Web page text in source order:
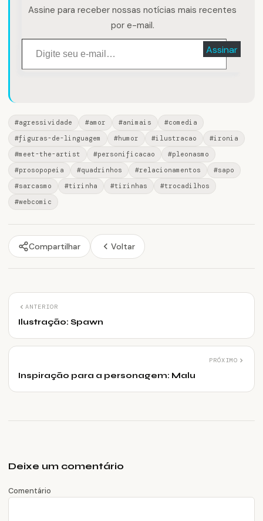
Assine para receber nossas notícias mais recentes
por e-mail.
Digite seu e-mail…
Assinar
#agressividade #amor #animais
#comedia
#figuras-de-linguagem
#humor #ilustracao
#ironia
#meet-the-artist
#personificacao
#pleonasmo
#prosopopeia
#quadrinhos #relacionamentos
#sapo
#sarcasmo
#tirinha #tirinhas
#trocadilhos
#webcomic
Compartilhar Voltar
ANTERIOR
Ilustração: Spawn
PRÓXIMO
Inspiração para a personagem: Malu
Deixe um comentário
Comentário